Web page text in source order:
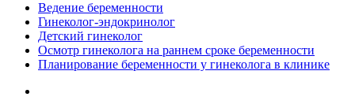
Ведение беременности
Гинеколог-эндокринолог
Детский гинеколог
Осмотр гинеколога на раннем сроке беременности
Планирование беременности у гинеколога в клинике